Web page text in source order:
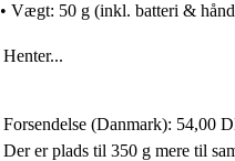
• Vægt: 50 g (inkl. batteri & h
Henter...
Forsendelse (Danmark): 54,00
Der er plads til 350 g mere til